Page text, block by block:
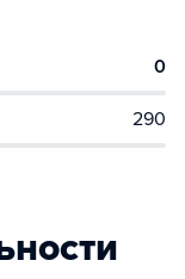
0
290